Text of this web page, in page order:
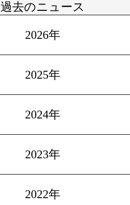
過去のニュース
2026年
2025年
2024年
2023年
2022年